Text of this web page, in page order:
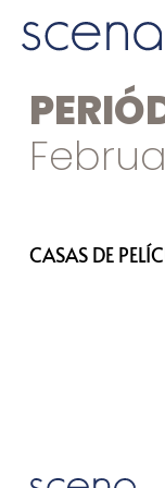
CASAS DE